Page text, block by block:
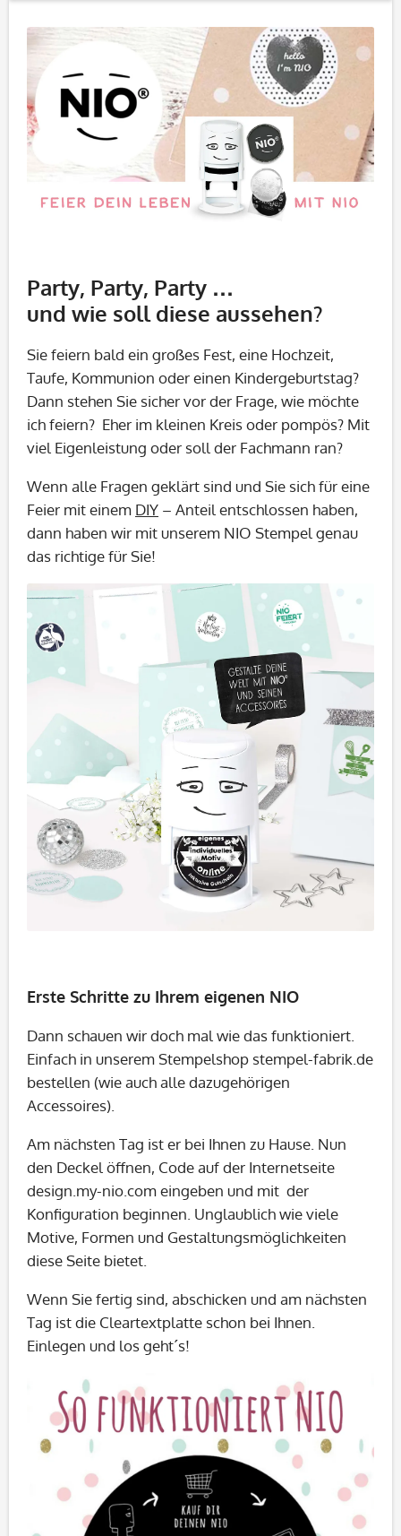
Party, Party, Party …
und wie soll diese aussehen?
Sie feiern bald ein großes Fest, eine Hochzeit,
Taufe, Kommunion oder einen Kindergeburtstag?
Dann stehen Sie sicher vor der Frage, wie möchte
ich feiern? Eher im kleinen Kreis oder pompös? Mit
viel Eigenleistung oder soll der Fachmann ran?
Wenn alle Fragen geklärt sind und Sie sich für eine
Feier mit einem DIY – Anteil entschlossen haben,
dann haben wir mit unserem NIO Stempel genau
das richtige für Sie!
Erste Schritte zu Ihrem eigenen NIO
Dann schauen wir doch mal wie das funktioniert.
Einfach in unserem Stempelshop stempel-fabrik.de
bestellen (wie auch alle dazugehörigen
Accessoires).
Am nächsten Tag ist er bei Ihnen zu Hause. Nun
den Deckel öffnen, Code auf der Internetseite
design.my-nio.com eingeben und mit der
Konfiguration beginnen. Unglaublich wie viele
Motive, Formen und Gestaltungsmöglichkeiten
diese Seite bietet.
Wenn Sie fertig sind, abschicken und am nächsten
Tag ist die Cleartextplatte schon bei Ihnen.
Einlegen und los geht´s!